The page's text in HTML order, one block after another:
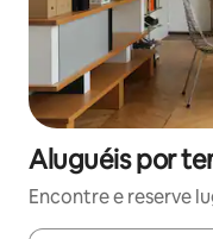
Aluguéis por
Encontre e reserve